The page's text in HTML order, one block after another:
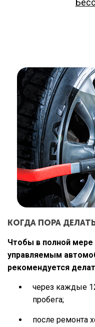
КОГДА ПОРА
Чтобы в полной
управляемым
рекомендуется
через каждые
пробега;
после ремонта